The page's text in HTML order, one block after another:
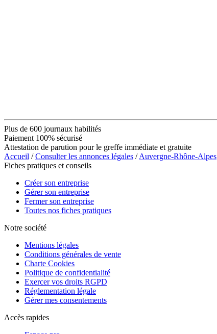
Plus de 600 journaux habilités
Paiement 100% sécurisé
Attestation de parution pour le greffe immédiate et gratuite
Accueil /Consulter les annonces légales /Auvergne-Rhône-Alpes
Fiches pratiques et conseils
Créer son entreprise
Gérer son entreprise
Fermer son entreprise
Toutes nos fiches pratiques
Notre société
Mentions légales
Conditions générales de vente
Charte Cookies
Politique de confidentialité
Exercer vos droits RGPD
Réglementation légale
Gérer mes consentements
Accès rapides